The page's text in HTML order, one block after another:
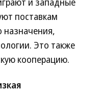
поставкам
назначения,
Это также
кооперацию.